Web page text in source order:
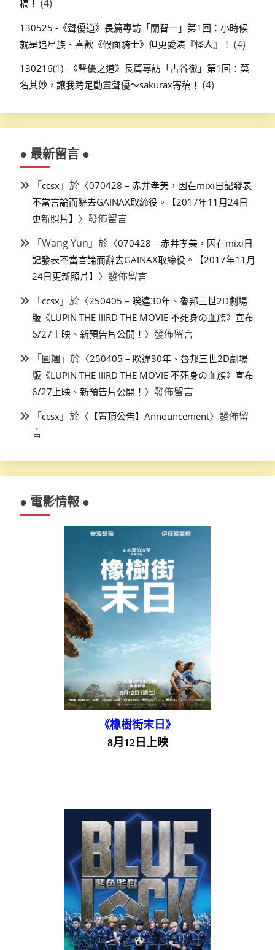
稿！ (4)
130525 -《聲優道》長篇專訪「關智一」第1回：小時候
就是追星族、喜歡《假面騎士》但更愛演『怪人』！ (4)
130216(1) -《聲優之道》長篇專訪「古谷徹」第1回：莫
名其妙，讓我跨足動畫聲優～sakurax寄稿！ (4)
● 最新留言 ●
「ccsx 」於〈070428 – 赤井孝美，因在mixi日記發表
不當言論而辭去GAINAX取締役。【2017年11月24日
更新照片】 〉發佈留言
「Wang Yun 」於〈070428 – 赤井孝美，因在mixi日
記發表不當言論而辭去GAINAX取締役。【2017年11月
24日更新照片】 〉發佈留言
「ccsx 」於〈250405 – 睽違30年、魯邦三世2D劇場
版《LUPIN THE IIIRD THE MOVIE 不死身の血族》宣布
6/27上映、新預告片公開！ 〉發佈留言
「圓糰 」於〈250405 – 睽違30年、魯邦三世2D劇場
版《LUPIN THE IIIRD THE MOVIE 不死身の血族》宣布
6/27上映、新預告片公開！ 〉發佈留言
「ccsx 」於〈 【置頂公告】Announcement〉發佈留
言
● 電影情報 ●
《橡樹街末日》
8月12日上映